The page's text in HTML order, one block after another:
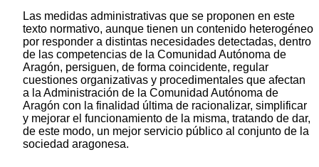
Las medidas administrativas que se proponen en este
texto normativo, aunque tienen un contenido heterogéneo
por responder a distintas necesidades detectadas, dentro
de las competencias de la Comunidad Autónoma de
Aragón, persiguen, de forma coincidente, regular
cuestiones organizativas y procedimentales que afectan
a la Administración de la Comunidad Autónoma de
Aragón con la finalidad última de racionalizar, simplificar
y mejorar el funcionamiento de la misma, tratando de dar,
de este modo, un mejor servicio público al conjunto de la
sociedad aragonesa.